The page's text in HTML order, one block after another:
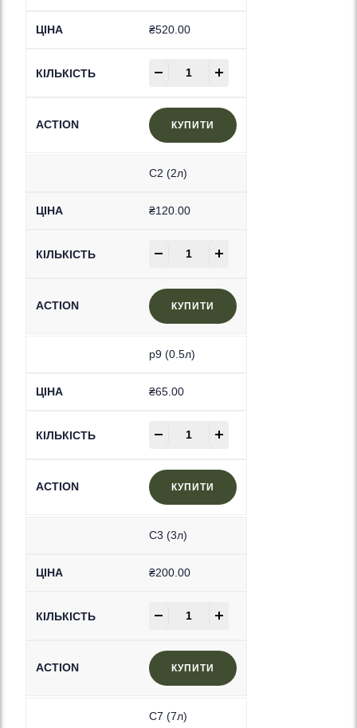
₴520.00
КУПИТИ
C2 (2л)
₴120.00
КУПИТИ
p9 (0.5л)
₴65.00
КУПИТИ
C3 (3л)
₴200.00
КУПИТИ
C7 (7л)